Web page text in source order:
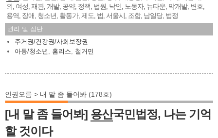
외 여성 재판, 개발, 공약, 정책 법원 낙인 노동자, 뉴타운 막개발, 변호
용역 장애 청소년 활동가, 제도 법 서울시 조합, 남일당, 법정
권리 및 집단
주거권/건강권/사회보장권
아동/청소년
홈리스 철거민
인권오름 > 내 말 좀 들어봐 (178호)
[내 말 좀 들어봐] 용산국민법정, 나는 기억
할 것이다